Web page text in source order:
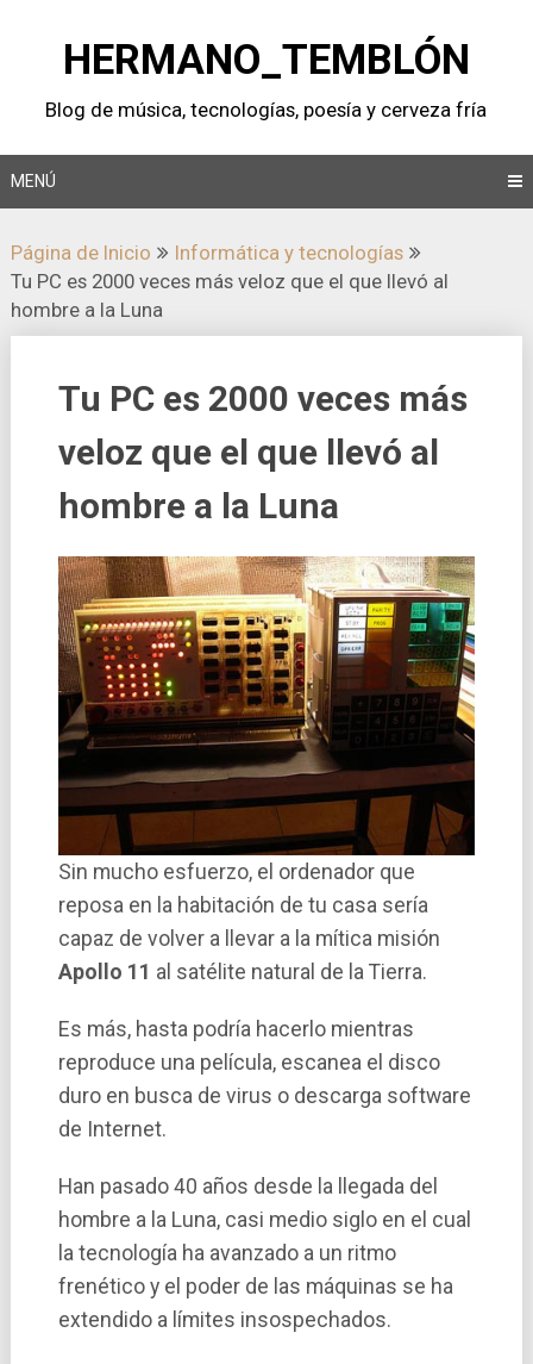
contenidoHERMANO_TEMBLÓN
Blog de música, tecnologí­as, poesí­a y cerveza frí­a
MENÚ
Página de Inicio
Informática y tecnologí­as
Tu PC es 2000 veces más veloz que el que llevó al
hombre a la Luna
Tu PC es 2000 veces más
veloz que el que llevó al
hombre a la Luna
Sin mucho esfuerzo, el ordenador que
reposa en la habitación de tu casa serí­a
capaz de volver a llevar a la mí­tica misión
Apollo 11 al satélite natural de la Tierra.
Es más, hasta podrí­a hacerlo mientras
reproduce una pelí­cula, escanea el disco
duro en busca de virus o descarga software
de Internet.
Han pasado 40 años desde la llegada del
hombre a la Luna, casi medio siglo en el cual
la tecnologí­a ha avanzado a un ritmo
frenético y el poder de las máquinas se ha
extendido a lí­mites insospechados.